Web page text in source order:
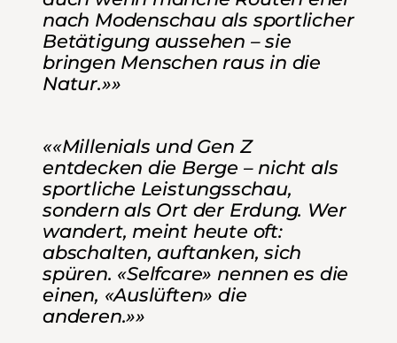
nach Modenschau als sportlicher
Betätigung aussehen – sie
bringen Menschen raus in die
Natur.»»
««Millenials und Gen Z
entdecken die Berge – nicht als
sportliche Leistungsschau,
sondern als Ort der Erdung. Wer
wandert, meint heute oft:
abschalten, auftanken, sich
spüren. «Selfcare» nennen es die
einen, «Auslüften» die
anderen.»»